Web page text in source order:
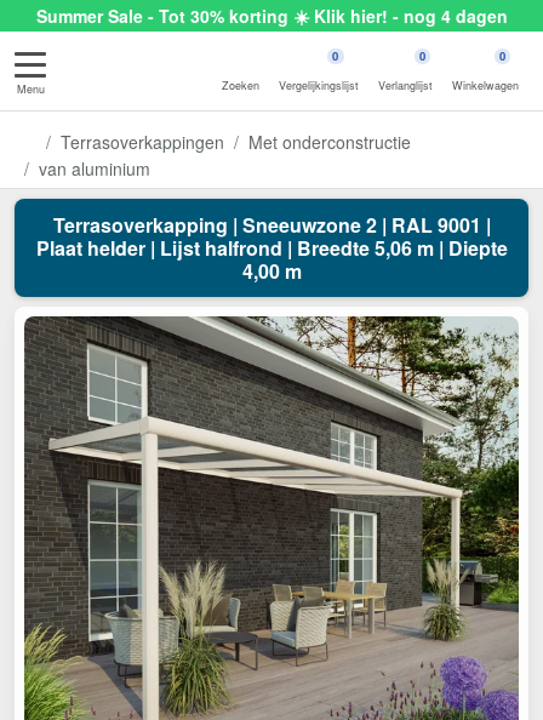
Summer Sale - Tot 30% korting ☀️ Klik hier! - nog 4 dagen
Menu Zoeken
0
Vergelijkingslijst
0
Verlanglijst
0
Winkelwagen
Terrasoverkappingen
Met onderconstructie
van aluminium
Terrasoverkapping | Sneeuwzone 2 | RAL 9001 |
Plaat helder | Lijst halfrond | Breedte 5,06 m | Diepte
4,00 m